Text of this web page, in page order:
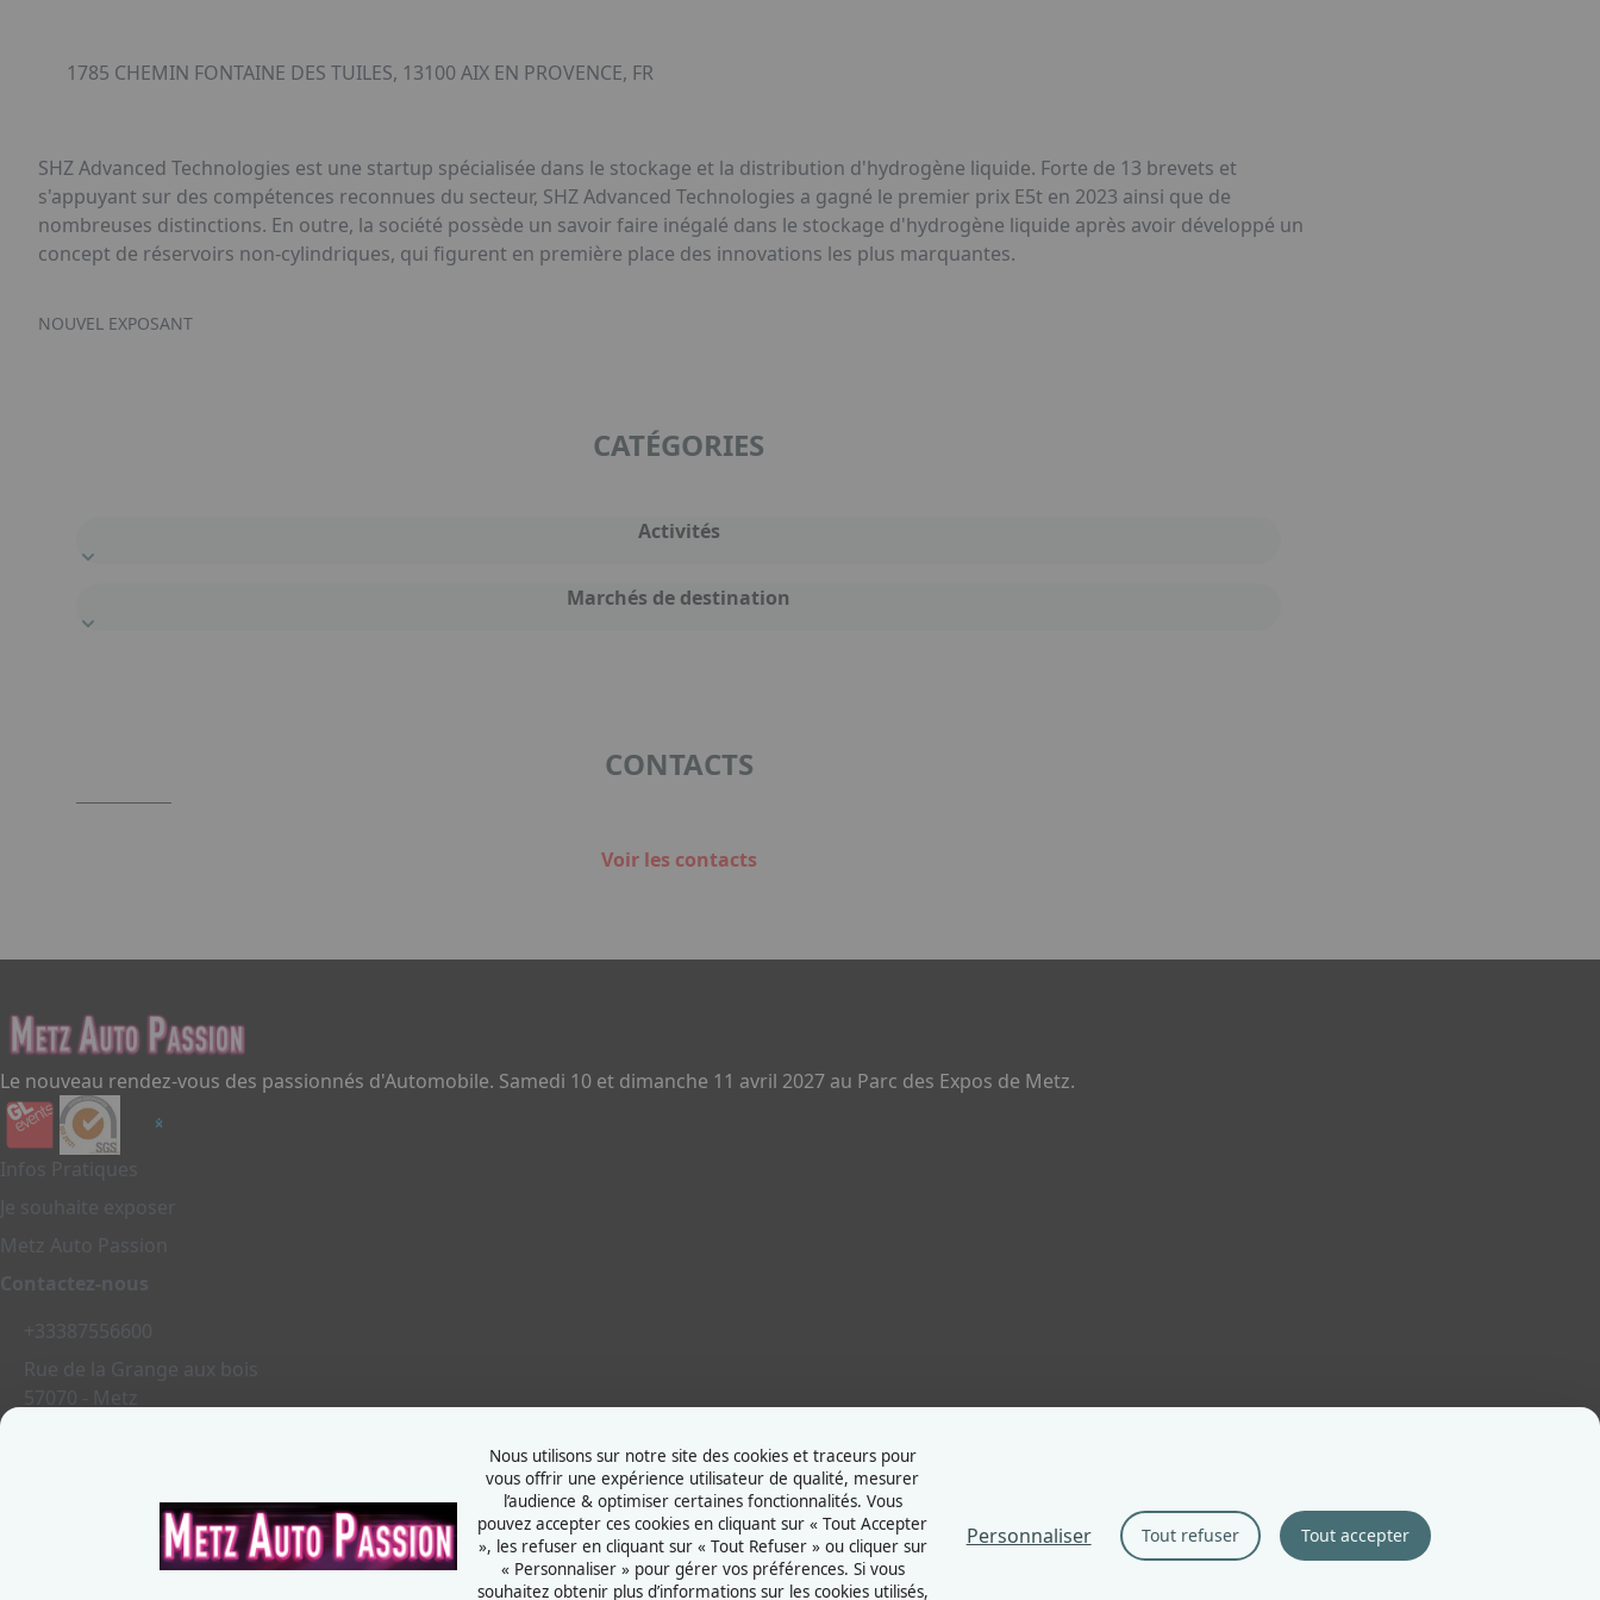
1785 CHEMIN FONTAINE DES TUILES, 13100 AIX EN PROVENCE, FR
SHZ Advanced Technologies est une startup spécialisée dans le stockage et la distribution d'hydrogène liquide. Forte de 13 brevets et
s'appuyant sur des compétences reconnues du secteur, SHZ Advanced Technologies a gagné le premier prix E5t en 2023 ainsi que de
nombreuses distinctions. En outre, la société possède un savoir faire inégalé dans le stockage d'hydrogène liquide après avoir développé un
concept de réservoirs non-cylindriques, qui figurent en première place des innovations les plus marquantes.
NOUVEL EXPOSANT
CATÉGORIES
Activités
Marchés de destination
CONTACTS
Voir les contacts
Le nouveau rendez-vous des passionnés d'Automobile. Samedi 10 et dimanche 11 avril 2027 au Parc des Expos de Metz.
Infos Pratiques
Je souhaite exposer
Metz Auto Passion
Contactez-nous
+33387556600
Rue de la Grange aux bois
57070 - Metz
Nous utilisons sur notre site des cookies et traceurs pour
vous offrir une expérience utilisateur de qualité, mesurer
l’audience & optimiser certaines fonctionnalités. Vous
pouvez accepter ces cookies en cliquant sur « Tout Accepter
», les refuser en cliquant sur « Tout Refuser » ou cliquer sur
« Personnaliser » pour gérer vos préférences. Si vous
souhaitez obtenir plus d’informations sur les cookies utilisés,
Tout accepter
Tout refuser
Personnaliser